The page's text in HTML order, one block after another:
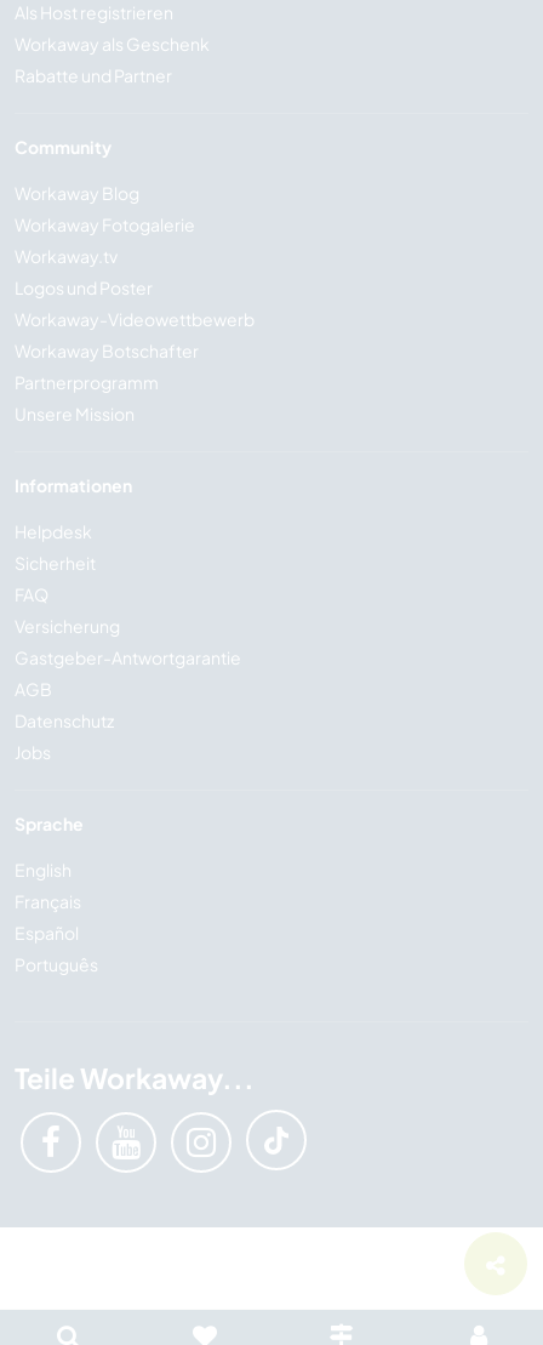
Als Host registrieren
Workaway als Geschenk
Rabatte und Partner
Community
Workaway Blog
Workaway Fotogalerie
Workaway.tv
Logos und Poster
Workaway-Videowettbewerb
Workaway Botschafter
Partnerprogramm
Unsere Mission
Informationen
Helpdesk
Sicherheit
FAQ
Versicherung
Gastgeber-Antwortgarantie
AGB
Datenschutz
Jobs
Sprache
English
Français
Español
Português
Teile Workaway...